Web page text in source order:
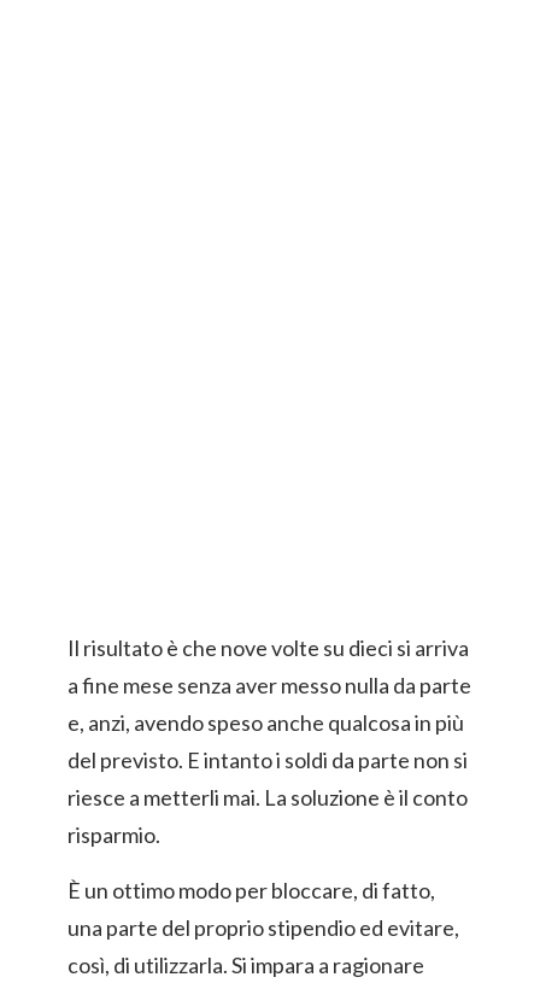
Il risultato è che nove volte su dieci si arriva
a fine mese senza aver messo nulla da parte
e, anzi, avendo speso anche qualcosa in più
del previsto. E intanto i soldi da parte non si
riesce a metterli mai. La soluzione è il conto
risparmio.
È un ottimo modo per bloccare, di fatto,
una parte del proprio stipendio ed evitare,
così, di utilizzarla. Si impara a ragionare